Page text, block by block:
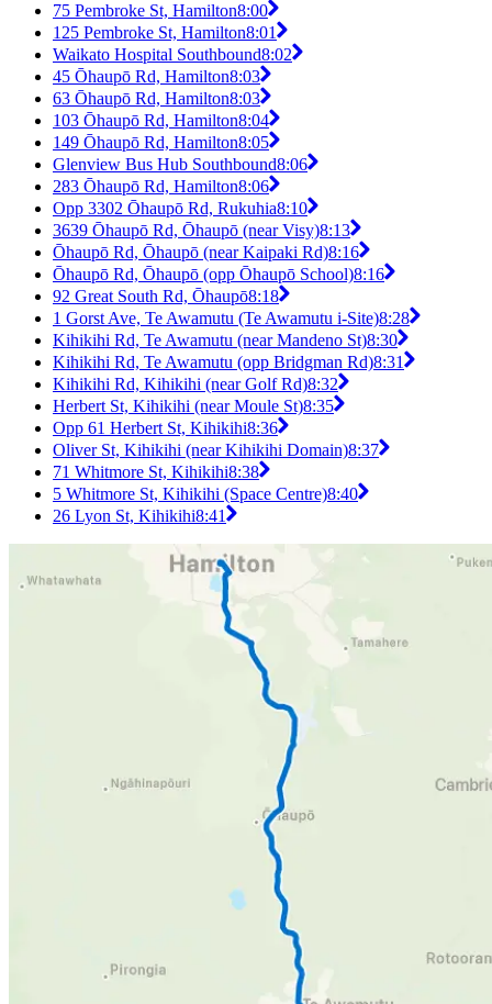
75 Pembroke St, Hamilton8:00
125 Pembroke St, Hamilton8:01
Waikato Hospital Southbound8:02
45 Ōhaupō Rd, Hamilton8:03
63 Ōhaupō Rd, Hamilton8:03
103 Ōhaupō Rd, Hamilton8:04
149 Ōhaupō Rd, Hamilton8:05
Glenview Bus Hub Southbound8:06
283 Ōhaupō Rd, Hamilton8:06
Opp 3302 Ōhaupō Rd, Rukuhia8:10
3639 Ōhaupō Rd, Ōhaupō (near Visy)8:13
Ōhaupō Rd, Ōhaupō (near Kaipaki Rd)8:16
Ōhaupō Rd, Ōhaupō (opp Ōhaupō School)8:16
92 Great South Rd, Ōhaupō8:18
1 Gorst Ave, Te Awamutu (Te Awamutu i-Site)8:28
Kihikihi Rd, Te Awamutu (near Mandeno St)8:30
Kihikihi Rd, Te Awamutu (opp Bridgman Rd)8:31
Kihikihi Rd, Kihikihi (near Golf Rd)8:32
Herbert St, Kihikihi (near Moule St)8:35
Opp 61 Herbert St, Kihikihi8:36
Oliver St, Kihikihi (near Kihikihi Domain)8:37
71 Whitmore St, Kihikihi8:38
5 Whitmore St, Kihikihi (Space Centre)8:40
26 Lyon St, Kihikihi8:41